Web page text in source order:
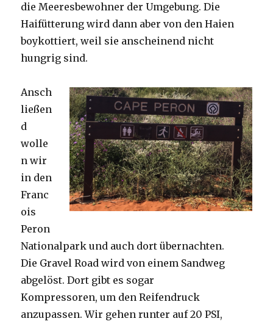
die Meeresbewohner der Umgebung. Die
Haifütterung wird dann aber von den Haien
boykottiert, weil sie anscheinend nicht
hungrig sind.
Ansch
ließen
d
wolle
n wir
in den
Franc
ois
Peron
Nationalpark und auch dort übernachten.
Die Gravel Road wird von einem Sandweg
abgelöst. Dort gibt es sogar
Kompressoren, um den Reifendruck
anzupassen. Wir gehen runter auf 20 PSI,